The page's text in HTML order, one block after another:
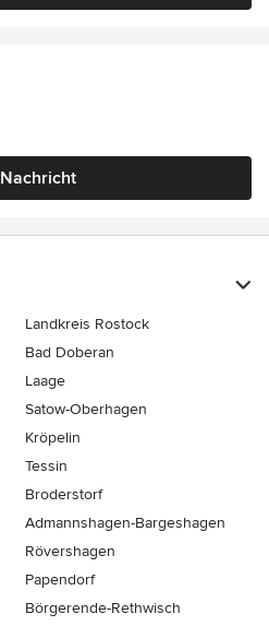
Nachricht
Landkreis Rostock
Bad Doberan
Laage
Satow-Oberhagen
Kröpelin
Tessin
Broderstorf
Admannshagen-Bargeshagen
Rövershagen
Papendorf
Börgerende-Rethwisch